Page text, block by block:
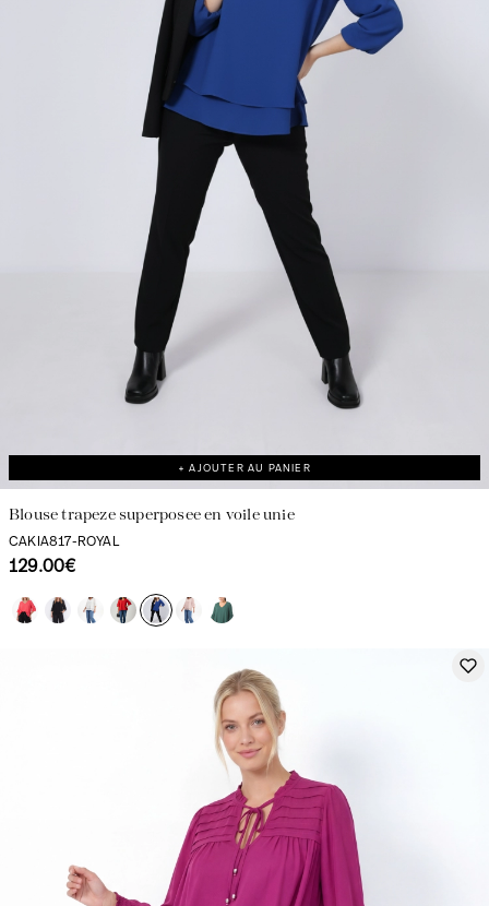
+ AJOUTER AU PANIER
Blouse trapeze superposee en voile unie
CAKIA817-ROYAL
129.00€